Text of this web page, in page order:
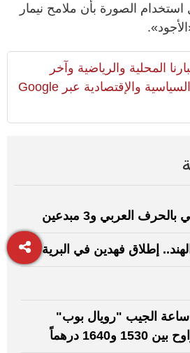
الصورة بأن ملامح نيمار
المحلية والرياضية وآخر
المستجدات السياسية والإقتصادية عبر Google
العربي و3 مبدعين
إطلاق فهدين في البرية
الجيب "رويال بوب"
و1640 درهماً